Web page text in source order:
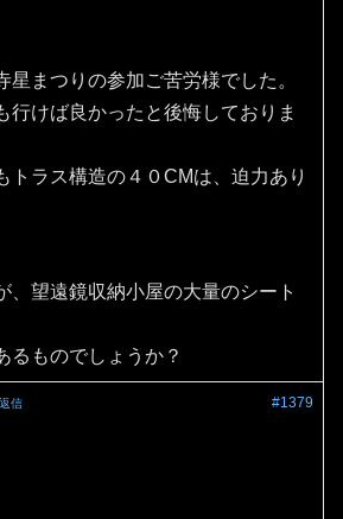
星まつりの参加ご苦労様でした。
行けば良かったと後悔しておりま
トラス構造の４０CMは、迫力あり
、望遠鏡収納小屋の大量のシート
るものでしょうか？
#1379
返信